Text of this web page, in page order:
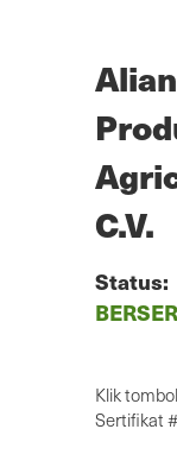
C.V.
Status:
Klik
Sertifikat